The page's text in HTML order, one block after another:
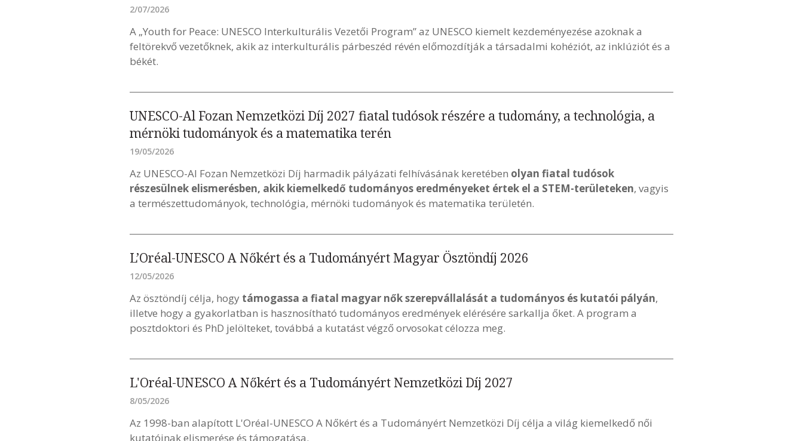
2/07/2026
A „Youth for Peace: UNESCO Interkulturális Vezetői Program” az UNESCO kiemelt kezdeményezése azoknak a
feltörekvő vezetőknek, akik az interkulturális párbeszéd révén előmozdítják a társadalmi kohéziót, az inklúziót és a
békét.
UNESCO-Al Fozan Nemzetközi Díj 2027 fiatal tudósok részére a tudomány, a technológia, a
mérnöki tudományok és a matematika terén
19/05/2026
Az UNESCO-Al Fozan Nemzetközi Díj harmadik pályázati felhívásának keretében olyan fiatal tudósok
részesülnek elismerésben, akik kiemelkedő tudományos eredményeket értek el a STEM-területeken, vagyis
a természettudományok, technológia, mérnöki tudományok és matematika területén.
L’Oréal-UNESCO A Nőkért és a Tudományért Magyar Ösztöndíj 2026
12/05/2026
Az ösztöndíj célja, hogy támogassa a fiatal magyar nők szerepvállalását a tudományos és kutatói pályán,
illetve hogy a gyakorlatban is hasznosítható tudományos eredmények elérésére sarkallja őket. A program a
posztdoktori és PhD jelölteket, továbbá a kutatást végző orvosokat célozza meg.
L'Oréal-UNESCO A Nőkért és a Tudományért Nemzetközi Díj 2027
8/05/2026
Az 1998-ban alapított L'Oréal-UNESCO A Nőkért és a Tudományért Nemzetközi Díj célja a világ kiemelkedő női
kutatóinak elismerése és támogatása.